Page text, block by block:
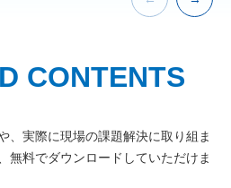
CONTENTS
、実際に現場の課題解決に取り組ま
無料でダウンロードしていただけま